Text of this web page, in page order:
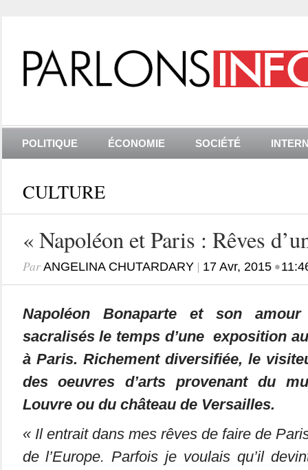
POLITIQUE ÉCONOMIE SOCIÉTÉ
CULTURE
« Napoléon et Paris : Rêves
Par ANGELINA CHUTARDARY| 17 Avr, 2015•
Napoléon Bonaparte et son
sacralisés le temps d’une exposition
à Paris. Richement diversifiée, le
des oeuvres d’arts provenant du
Louvre ou du château de Versailles.
« Il entrait dans mes rêves de faire de
de l’Europe. Parfois je voulais qu’il